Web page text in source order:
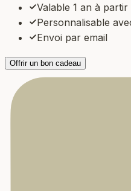
Valable 1 an à
Personnalisable
Envoi par email
Offrir un bon cadeau